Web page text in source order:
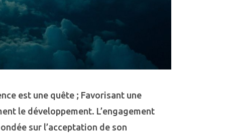
est une quête ; Favorisant une
le développement. L’engagement
sur l’acceptation de son